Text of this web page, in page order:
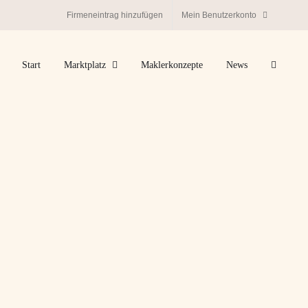
Firmeneintrag hinzufügen Mein Benutzerkonto
Start Marktplatz Maklerkonzepte News